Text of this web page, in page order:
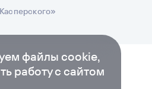
файлы cookie,
работу с сайтом